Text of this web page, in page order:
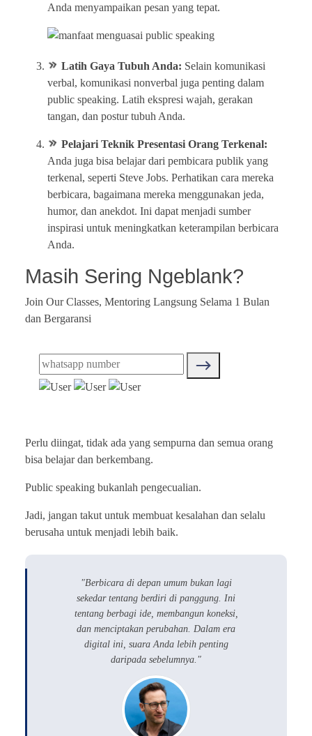
Anda menyampaikan pesan yang tepat.
Latih Gaya Tubuh Anda: Selain komunikasi
verbal, komunikasi nonverbal juga penting dalam
public speaking. Latih ekspresi wajah, gerakan
tangan, dan postur tubuh Anda.
Pelajari Teknik Presentasi Orang Terkenal:
Anda juga bisa belajar dari pembicara publik yang
terkenal, seperti Steve Jobs. Perhatikan cara mereka
berbicara, bagaimana mereka menggunakan jeda,
humor, dan anekdot. Ini dapat menjadi sumber
inspirasi untuk meningkatkan keterampilan berbicara
Anda.
Masih Sering Ngeblank?
Join Our Classes, Mentoring Langsung Selama 1 Bulan
dan Bergaransi
Perlu diingat, tidak ada yang sempurna dan semua orang
bisa belajar dan berkembang.
Public speaking bukanlah pengecualian.
Jadi, jangan takut untuk membuat kesalahan dan selalu
berusaha untuk menjadi lebih baik.
"Berbicara di depan umum bukan lagi
sekedar tentang berdiri di panggung. Ini
tentang berbagi ide, membangun koneksi,
dan menciptakan perubahan. Dalam era
digital ini, suara Anda lebih penting
daripada sebelumnya."